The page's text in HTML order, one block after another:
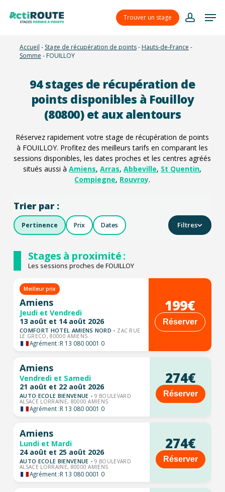
Trouver un stage
account
Accueil - Stage de récupération de points- Hauts-de-France -
Somme - FOUILLOY
94stages de récupération de
points disponibles à Fouilloy
(80800) et aux alentours
Réservez rapidement votre stage de récupération de points
à FOUILLOY. Profitez des meilleurs tarifs en comparant les
sessions disponibles, les dates proches et les centres agréés
situés aussi àAmiens,Arras,Abbeville, St Quentin,
Compiegne, Rouvroy.
Trier par :
Pertinence Prix Dates Filtres
Stages à proximité :
Les sessions proches de FOUILLOY
Meilleur prix
Amiens
Jeudi et Vendredi
13 août et 14 août 2026
COMFORT HOTEL AMIENS NORD - ZAC RUE
LE GRECO, 80000 AMIENS
Agrément :R 13 080 0001 0
199€
Réserver
Amiens
Vendredi et Samedi
21 août et 22 août 2026
AUTO ECOLE BIENVENUE - 9 BOULEVARD
ALSACE LORRAINE, 80000 AMIENS
Agrément :R 13 080 0001 0
274€
Réserver
Amiens
Lundi et Mardi
24 août et 25 août 2026
AUTO ECOLE BIENVENUE - 9 BOULEVARD
ALSACE LORRAINE, 80000 AMIENS
Agrément :R 13 080 0001 0
274€
Réserver